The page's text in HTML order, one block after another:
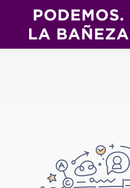
Inicio